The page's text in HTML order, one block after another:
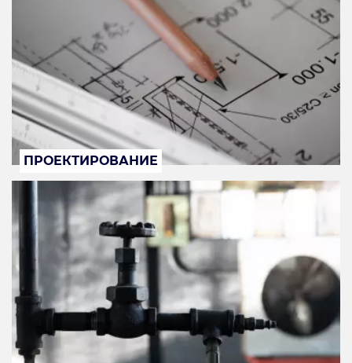
ПРОЕКТИРОВАНИЕ